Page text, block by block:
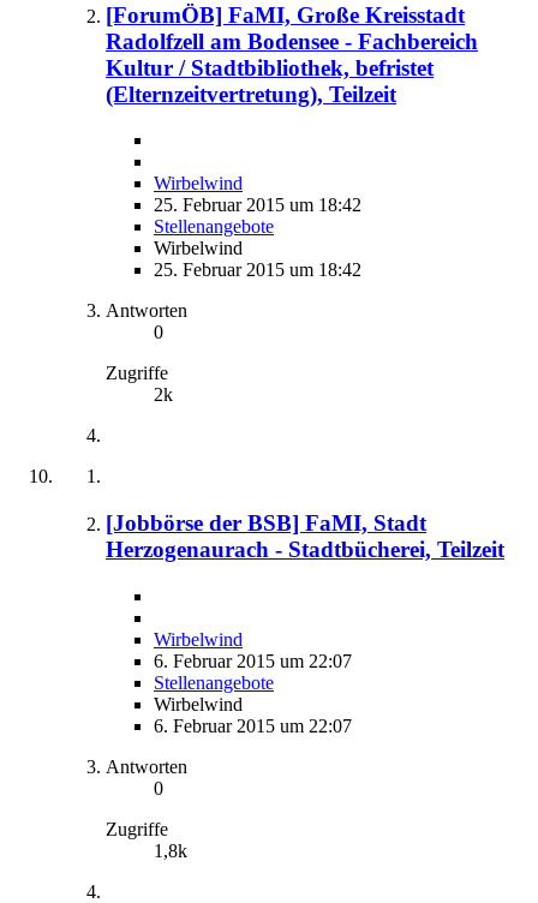
[ForumÖB] FaMI, Große Kreisstadt
Radolfzell am Bodensee - Fachbereich
Kultur / Stadtbibliothek, befristet
(Elternzeitvertretung), Teilzeit
Wirbelwind
25. Februar 2015 um 18:42
Stellenangebote
Wirbelwind
25. Februar 2015 um 18:42
Antworten
0
Zugriffe
2k
[Jobbörse der BSB] FaMI, Stadt
Herzogenaurach - Stadtbücherei, Teilzeit
Wirbelwind
6. Februar 2015 um 22:07
Stellenangebote
Wirbelwind
6. Februar 2015 um 22:07
Antworten
0
Zugriffe
1,8k